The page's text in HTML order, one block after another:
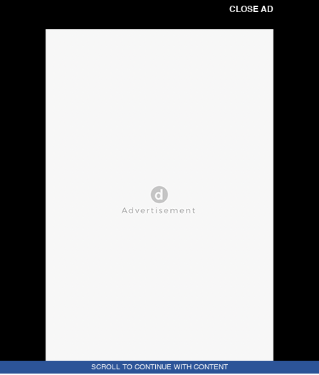
CLOSE AD
SCROLL TO CONTINUE WITH CONTENT